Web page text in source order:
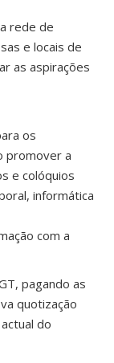
rede de
e locais de
as aspirações
os
promover a
e colóquios
informática
com a
pagando as
quotização
do